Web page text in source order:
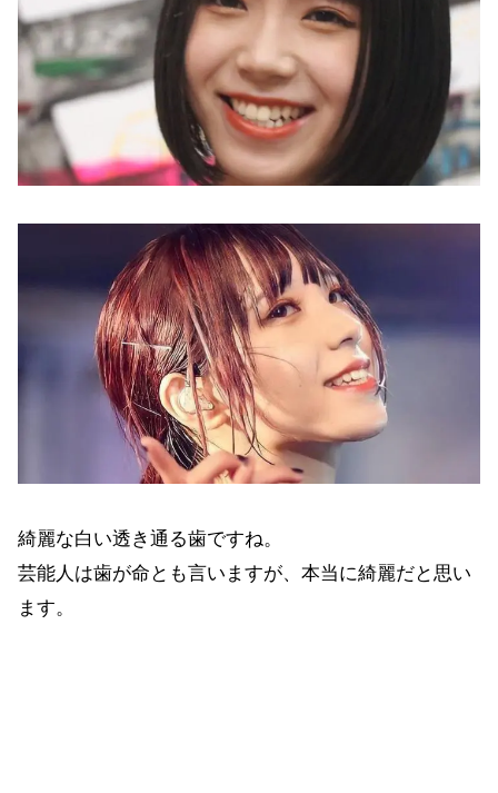
綺麗な白い透き通る歯ですね。
芸能人は歯が命とも言いますが、本当に綺麗だと思い
ます。